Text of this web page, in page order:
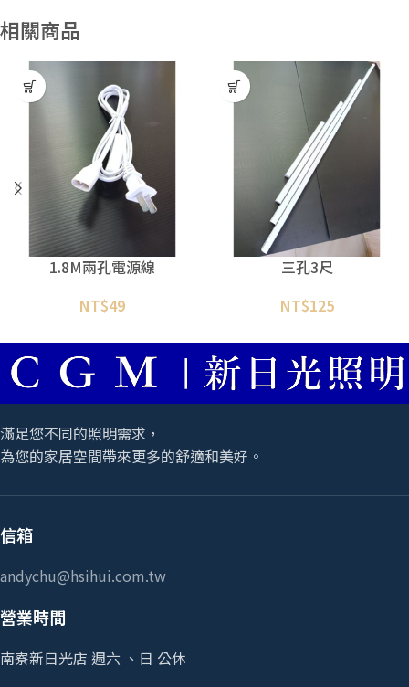
相關商品
1.8M兩孔電源線
NT$49
三孔3尺
NT$125
滿足您不同的照明需求，
為您的家居空間帶來更多的舒適和美好。
信箱
andychu@hsihui.com.tw
營業時間
南寮新日光店 週六 、日 公休